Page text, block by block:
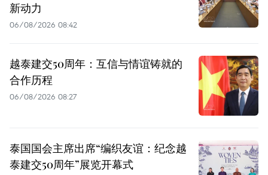
新动力
06/08/2026 08:42
越泰建交50周年：互信与情谊铸就的
合作历程
06/08/2026 08:27
泰国国会主席出席“编织友谊：纪念越
泰建交50周年”展览开幕式